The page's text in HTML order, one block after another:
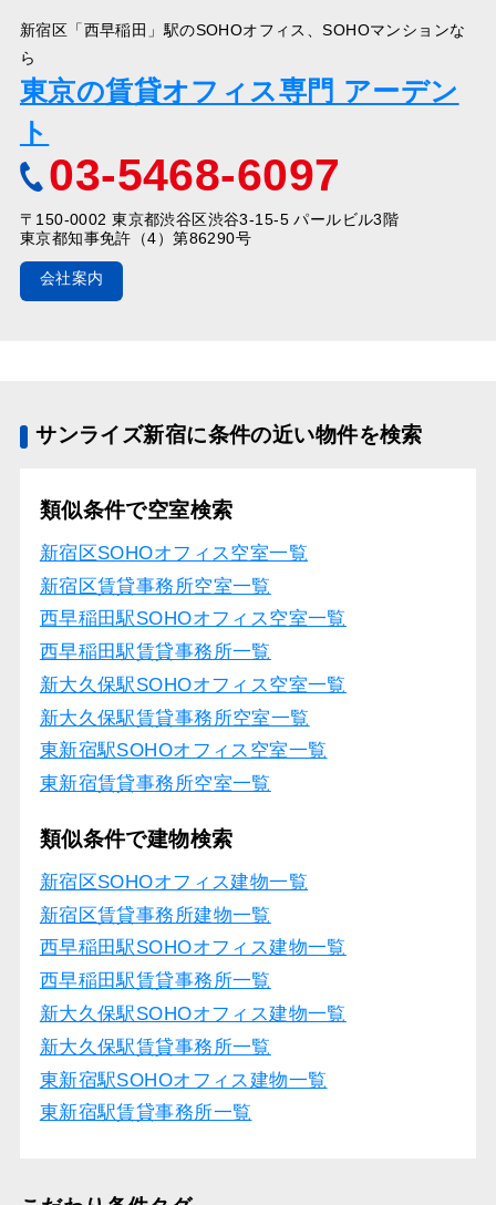
新宿区「西早稲田」駅のSOHOオフィス、SOHOマンションな
ら
東京の賃貸オフィス専門 アーデン
ト
03-5468-6097
〒150-0002 東京都渋谷区渋谷3-15-5 パールビル3階
東京都知事免許（4）第86290号
会社案内
サンライズ新宿に条件の近い物件を検索
類似条件で空室検索
新宿区SOHOオフィス空室一覧
新宿区賃貸事務所空室一覧
西早稲田駅SOHOオフィス空室一覧
西早稲田駅賃貸事務所一覧
新大久保駅SOHOオフィス空室一覧
新大久保駅賃貸事務所空室一覧
東新宿駅SOHOオフィス空室一覧
東新宿賃貸事務所空室一覧
類似条件で建物検索
新宿区SOHOオフィス建物一覧
新宿区賃貸事務所建物一覧
西早稲田駅SOHOオフィス建物一覧
西早稲田駅賃貸事務所一覧
新大久保駅SOHOオフィス建物一覧
新大久保駅賃貸事務所一覧
東新宿駅SOHOオフィス建物一覧
東新宿駅賃貸事務所一覧